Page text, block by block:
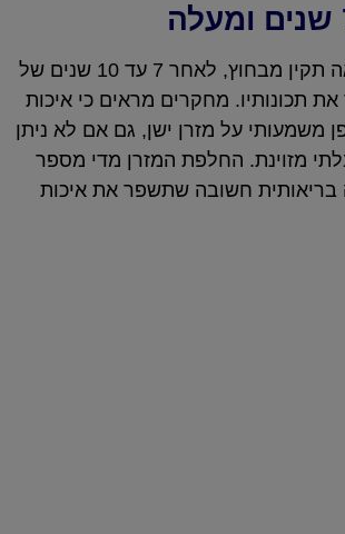
גם אם המזרן נראה תקין מבחוץ, לאחר 7 עד 10 שנים של
תכונותיו. מחקרים מראים כי איכות
משמעותי על מזרן ישן, גם אם לא ניתן
מזוינת. החלפת המזרן מדי מספר
חשובה שתשפר את איכות